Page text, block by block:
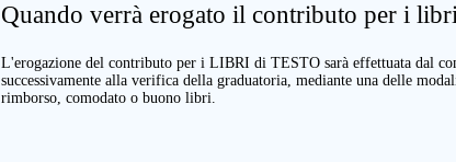
Quando verrà erogato il contributo per i
L'erogazione del contributo per i LIBRI di TESTO sarà effettuata dal
successivamente alla verifica della graduatoria, mediante una delle
rimborso, comodato o buono libri.